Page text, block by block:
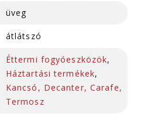
üveg
átlátszó
Éttermi fogyóeszközök,
Háztartási termékek,
Kancsó, Decanter, Carafe,
Termosz